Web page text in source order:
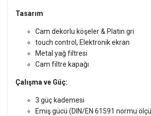
Tasarım
Cam dekorlu köşeler & Platin gri
touch control, Elektronik ekran
Metal yağ filtresi
Cam filtre kapağı
Çalışma ve Güç:
3 güç kademesi
Emiş gücü (DIN/EN 61591 normu